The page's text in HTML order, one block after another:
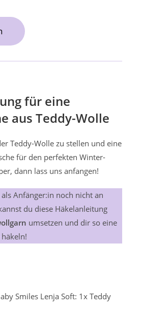
für eine
aus Teddy-Wolle
Teddy-Wolle zu stellen und eine
für den perfekten Winter-
dann lass uns anfangen!
Anfänger:in noch nicht an
du diese Häkelanleitung
umsetzen und dir so eine
Smiles Lenja Soft: 1x Teddy